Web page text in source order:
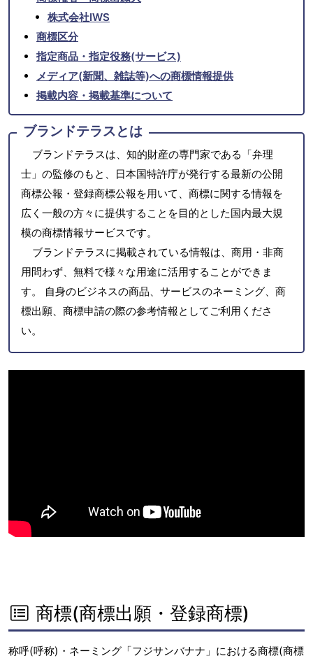
株式会社IWS
商標区分
指定商品・指定役務(サービス)
メディア(新聞、雑誌等)への商標情報提供
掲載内容・掲載基準について
ブランドテラスとは
ブランドテラスは、知的財産の専門家である「弁理
士」の監修のもと、日本国特許庁が発行する最新の公開
商標公報・登録商標公報を用いて、商標に関する情報を
広く一般の方々に提供することを目的とした国内最大規
模の商標情報サービスです。
ブランドテラスに掲載されている情報は、商用・非商
用問わず、無料で様々な用途に活用することができま
す。 自身のビジネスの商品、サービスのネーミング、商
標出願、商標申請の際の参考情報としてご利用くださ
い。
商標(商標出願・登録商標)
称呼(呼称)・ネーミング「フジサンバナナ」における商標(商標